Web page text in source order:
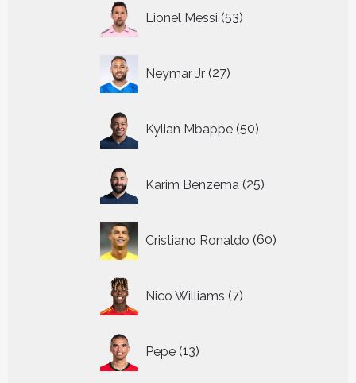
Lionel Messi 53
producten
Neymar Jr 27
producten
Kylian Mbappe 50
producten
Karim Benzema 25
producten
Cristiano Ronaldo 60
producten
Nico Williams 7
producten
Pepe 13
producten